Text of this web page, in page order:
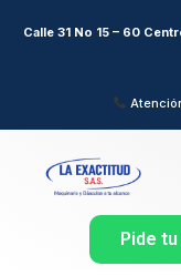
Calle 31 No 15 – 60
Pide